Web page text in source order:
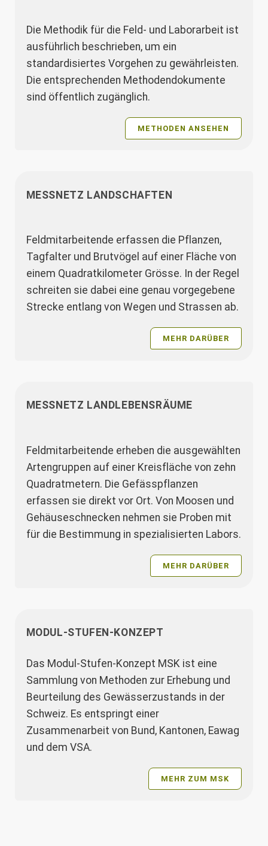
Die Methodik für die Feld- und Laborarbeit ist
ausführlich beschrieben, um ein
standardisiertes Vorgehen zu gewährleisten.
Die entsprechenden Methodendokumente
sind öffentlich zugänglich.
METHODEN ANSEHEN
MESSNETZ LANDSCHAFTEN
Feldmitarbeitende erfassen die Pflanzen,
Tagfalter und Brutvögel auf einer Fläche von
einem Quadratkilometer Grösse. In der Regel
schreiten sie dabei eine genau vorgegebene
Strecke entlang von Wegen und Strassen ab.
MEHR DARÜBER
MESSNETZ LANDLEBENSRÄUME
Feldmitarbeitende erheben die ausgewählten
Artengruppen auf einer Kreisfläche von zehn
Quadratmetern. Die Gefässpflanzen
erfassen sie direkt vor Ort. Von Moosen und
Gehäuseschnecken nehmen sie Proben mit
für die Bestimmung in spezialisierten Labors.
MEHR DARÜBER
MODUL-STUFEN-KONZEPT
Das Modul-Stufen-Konzept MSK ist eine
Sammlung von Methoden zur Erhebung und
Beurteilung des Gewässerzustands in der
Schweiz. Es entspringt einer
Zusammenarbeit von Bund, Kantonen, Eawag
und dem VSA.
MEHR ZUM MSK